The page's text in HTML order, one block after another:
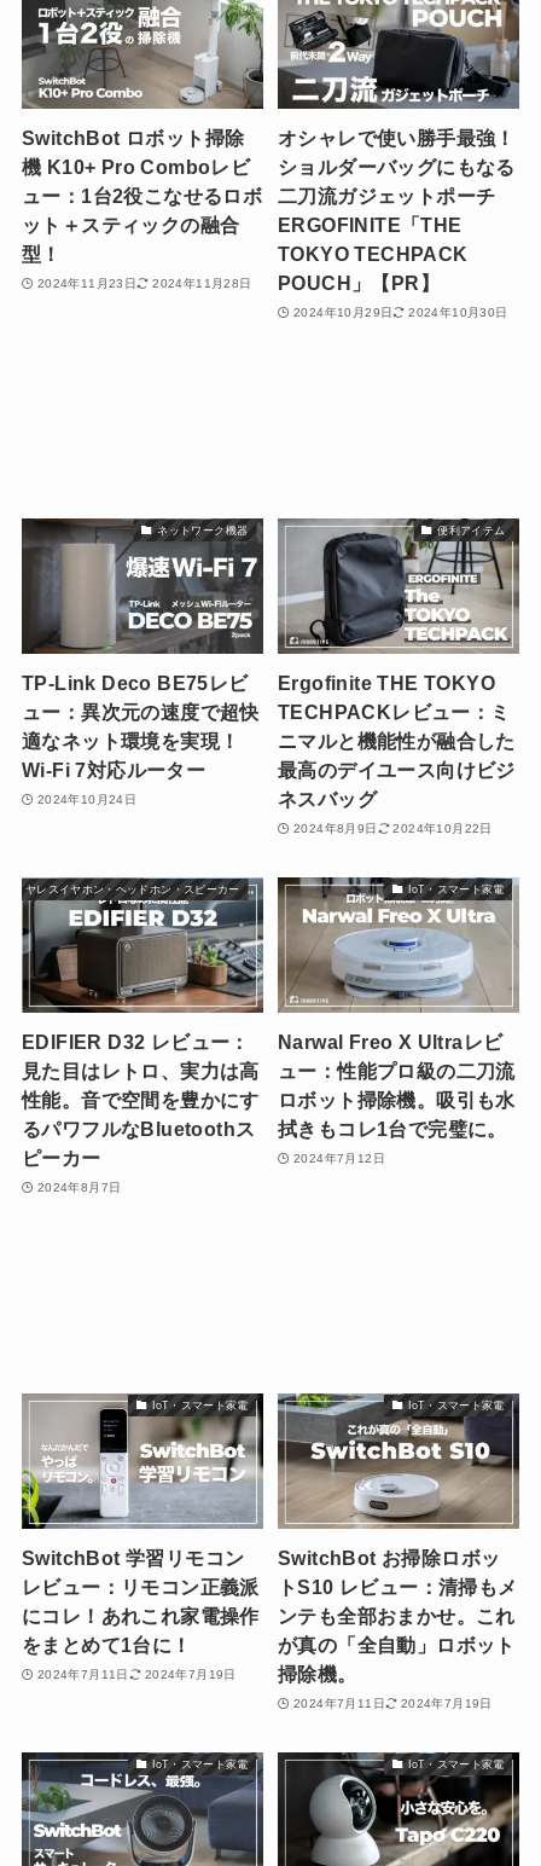
SwitchBot ロボット掃除
機 K10+ Pro Comboレビ
ュー：1台2役こなせるロボ
ット＋スティックの融合
型！
2024年11月23日 2024年11月28日
オシャレで使い勝手最強！
ショルダーバッグにもなる
二刀流ガジェットポーチ
ERGOFINITE「THE
TOKYO TECHPACK
POUCH」【PR】
2024年10月29日 2024年10月30日
ネットワーク機器
TP-Link Deco BE75レビ
ュー：異次元の速度で超快
適なネット環境を実現！
Wi-Fi 7対応ルーター
2024年10月24日
便利アイテム
Ergofinite THE TOKYO
TECHPACKレビュー：ミ
ニマルと機能性が融合した
最高のデイユース向けビジ
ネスバッグ
2024年8月9日 2024年10月22日
ワイヤレスイヤホン・ヘッドホン・スピーカー
EDIFIER D32 レビュー：
見た目はレトロ、実力は高
性能。音で空間を豊かにす
るパワフルなBluetoothス
ピーカー
2024年8月7日
IoT・スマート家電
Narwal Freo X Ultraレビ
ュー：性能プロ級の二刀流
ロボット掃除機。吸引も水
拭きもコレ1台で完璧に。
2024年7月12日
IoT・スマート家電
SwitchBot 学習リモコン
レビュー：リモコン正義派
にコレ！あれこれ家電操作
をまとめて1台に！
2024年7月11日 2024年7月19日
IoT・スマート家電
SwitchBot お掃除ロボッ
トS10 レビュー：清掃もメ
ンテも全部おまかせ。これ
が真の「全自動」ロボット
掃除機。
2024年7月11日 2024年7月19日
IoT・スマート家電 IoT・スマート家電